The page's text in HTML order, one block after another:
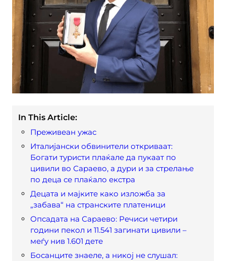
In This Article:
Преживеан ужас
Италијански обвинители откриваат:
Богати туристи плаќале да пукаат по
цивили во Сараево, а дури и за стрелање
по деца се плаќало екстра
Децата и мајките како изложба за
„забава“ на странските платеници
Опсадата на Сараево: Речиси четири
години пекол и 11.541 загинати цивили –
меѓу нив 1.601 дете
Босанците знаеле, а никој не слушал: